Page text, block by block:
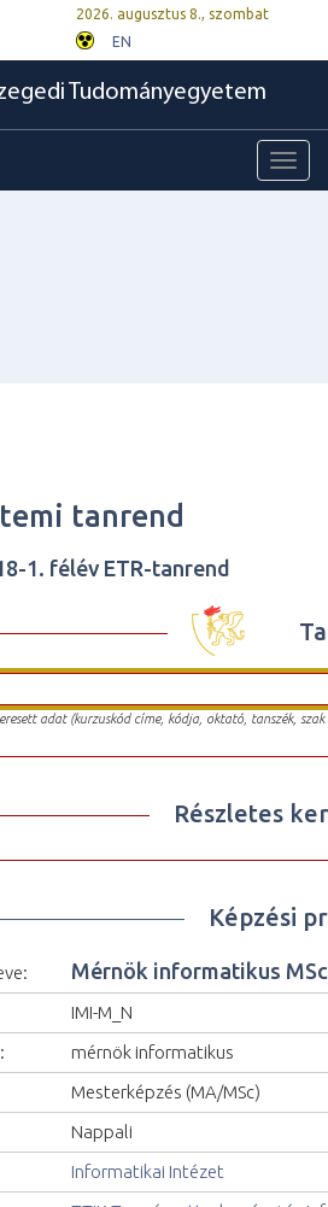
2026. augusztus 8., szombat
EN
Tudományegyetem
tanrend
1. félév ETR-tanrend
adat (kurzuskód címe, kódja, oktató, tanszék,
Részletes
Képzési
Mérnök informatikus
IMI-M_N
mérnök informatikus
Mesterképzés (MA/MSc)
Nappali
Informatikai Intézet